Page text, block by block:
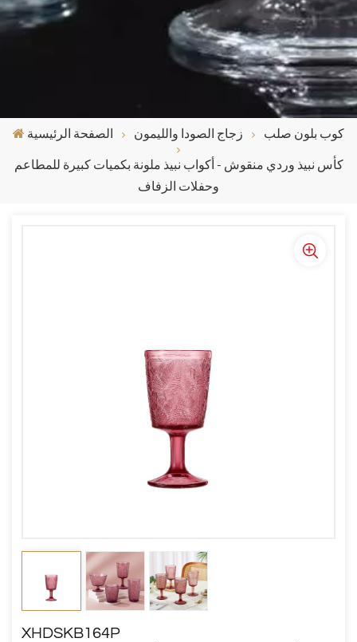
الصفحة الرئيسية زجاج الصودا والليمون كوب بلون صلب
كأس نبيذ وردي منقوش - أكواب نبيذ ملونة بكميات كبيرة للمطاعم
وحفلات الزفاف
XHDSKB164P